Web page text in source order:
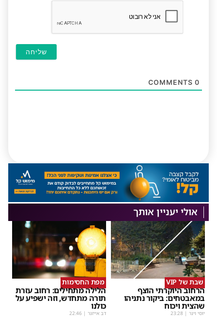
0
אולי יעניין אותך
שבת של VIP
הרחוב היוקרתי הוצף
במאבטחים: ביקור נתניהו
שהצית ויכוח
יוסי וינר |
23:28
מפת החסימות
הלילה מתחילים: רחוב עזרת
תורה מתחדש, וזה ישפיע על
כולנו
דב אייזנר |
22:46